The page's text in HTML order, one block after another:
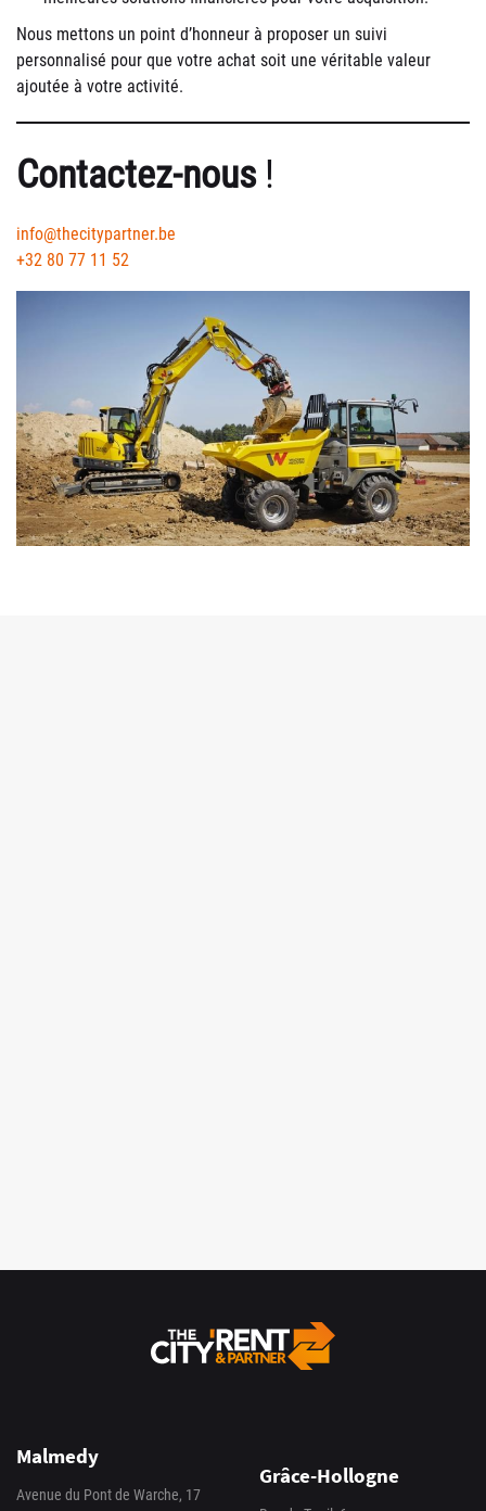
Nous mettons un point d’honneur à proposer un suivi
personnalisé pour que votre achat soit une véritable valeur
ajoutée à votre activité.
Contactez-nous!
info@thecitypartner.be
+32 80 77 11 52
Malmedy
Avenue du Pont de Warche, 17
Grâce-Hollogne